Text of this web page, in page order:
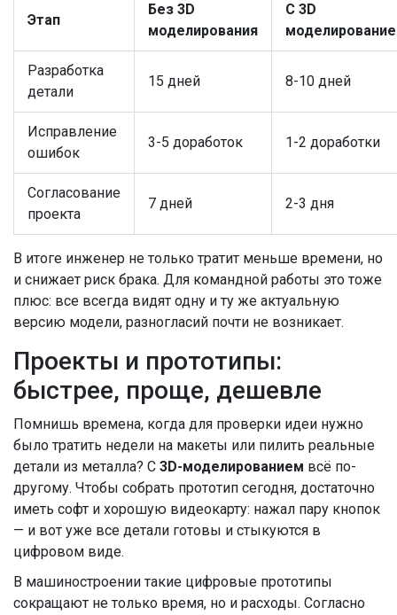
Этап
Без 3D
моделирования
С 3D
Разработка
детали
15 дней 8-10 дней
Исправление
ошибок
3-5 доработок 1-2 доработки
Согласование
проекта
7 дней 2-3 дня
В итоге инженер не только тратит меньше времени, но
и снижает риск брака. Для командной работы это тоже
плюс: все всегда видят одну и ту же актуальную
версию модели, разногласий почти не возникает.
Проекты и прототипы:
быстрее, проще, дешевле
Помнишь времена, когда для проверки идеи нужно
было тратить недели на макеты или пилить реальные
детали из металла? С 3D-моделированием всё по-
другому. Чтобы собрать прототип сегодня, достаточно
иметь софт и хорошую видеокарту: нажал пару кнопок
— и вот уже все детали готовы и стыкуются в
цифровом виде.
В машиностроении такие цифровые прототипы
сокращают не только время, но и расходы. Согласно